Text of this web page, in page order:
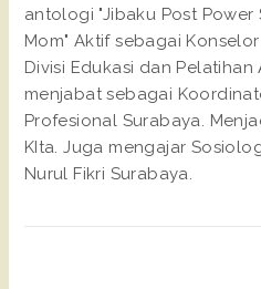
antologi "Jibaku Post Power
Mom" Aktif sebagai
Divisi Edukasi dan Pelatihan
menjabat sebagai
Profesional Surabaya.
KIta. Juga mengajar
Nurul Fikri Surabaya.